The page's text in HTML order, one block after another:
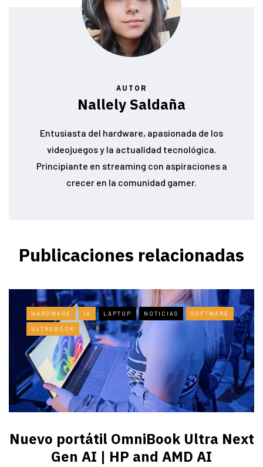
AUTOR
Nallely Saldaña
Entusiasta del hardware, apasionada de los
videojuegos y la actualidad tecnológica.
Principiante en streaming con aspiraciones a
crecer en la comunidad gamer.
Publicaciones relacionadas
HARDWARE IA LAPTOP NOTICIAS SOFTWARE
ULTRABOOK
Nuevo portátil OmniBook Ultra ​Next
Gen AI | HP and AMD AI